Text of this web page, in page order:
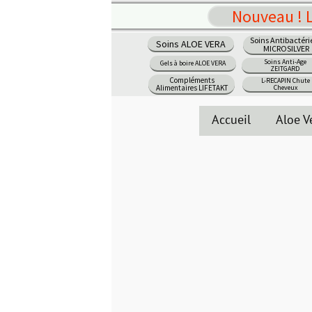
Aloe Vera Produits LR
Soins Antibactériens
MICROSILVER
Soins Anti-Age
ZEITGARD
L-RECAPIN Chute
Cheveux
Appareils ZEITGARD
Maquillage
Parfums Femme
Nouveau ! LE POUVOIR